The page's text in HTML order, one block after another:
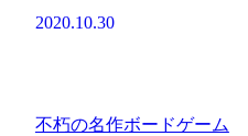
2020.10.30
不朽の名作ボードゲーム